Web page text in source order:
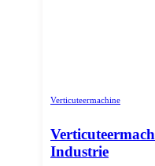
Verticuteermachine
Industrie